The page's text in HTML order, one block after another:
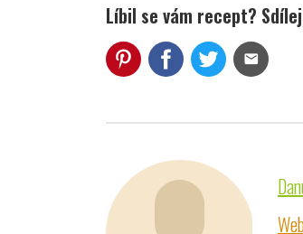
Líbil se vám recept?
mail